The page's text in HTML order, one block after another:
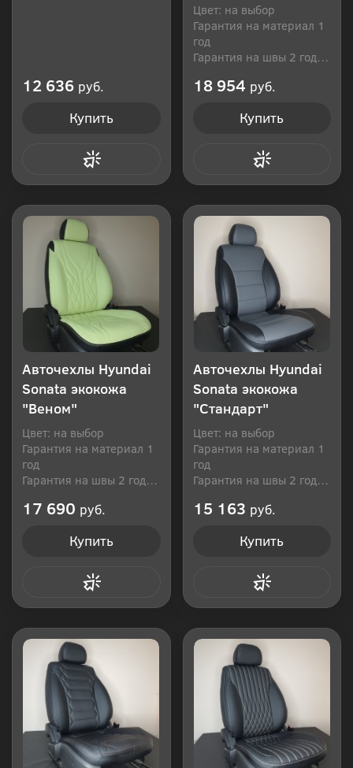
12 636 руб.
Купить
Цвет: на выбор
Гарантия на материал 1
год
Гарантия на швы 2 года
18 954 руб.
Купить
Авточехлы Hyundai
Sonata экокожа
"Веном"
Цвет: на выбор
Гарантия на материал 1
год
Гарантия на швы 2 года
17 690 руб.
Купить
Авточехлы Hyundai
Sonata экокожа
"Стандарт"
Цвет: на выбор
Гарантия на материал 1
год
Гарантия на швы 2 года
15 163 руб.
Купить